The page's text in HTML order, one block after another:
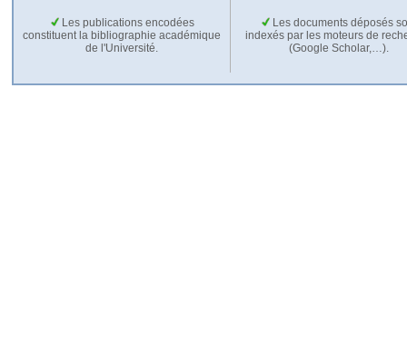
Les publications encodées
constituent la bibliographie académique
de l'Université.
Les documents déposés
indexés par les moteurs de
(Google Scholar,…).